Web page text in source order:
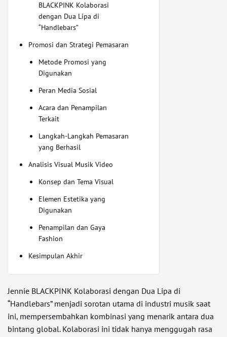
BLACKPINK Kolaborasi
dengan Dua Lipa di
“Handlebars”
Promosi dan Strategi Pemasaran
Metode Promosi yang
Digunakan
Peran Media Sosial
Acara dan Penampilan
Terkait
Langkah-Langkah Pemasaran
yang Berhasil
Analisis Visual Musik Video
Konsep dan Tema Visual
Elemen Estetika yang
Digunakan
Penampilan dan Gaya
Fashion
Kesimpulan Akhir
Jennie BLACKPINK Kolaborasi dengan Dua Lipa di
“Handlebars” menjadi sorotan utama di industri musik saat
ini, mempersembahkan kombinasi yang menarik antara dua
bintang global. Kolaborasi ini tidak hanya menggugah rasa